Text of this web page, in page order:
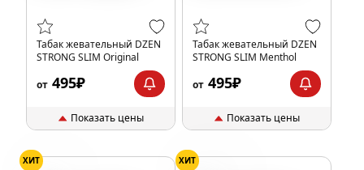
Табак жевательный DZEN
STRONG SLIM Original
от 495₽
Показать цены
Табак жевательный DZEN
STRONG SLIM Menthol
от 495₽
Показать цены
ХИТ
ХИТ